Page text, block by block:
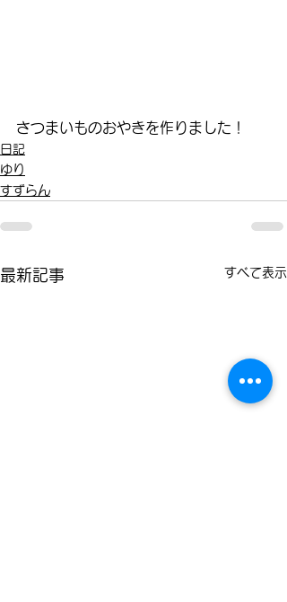
さつまいものおやきを作りました！
日記
ゆり
すずらん
最新記事 すべて表示